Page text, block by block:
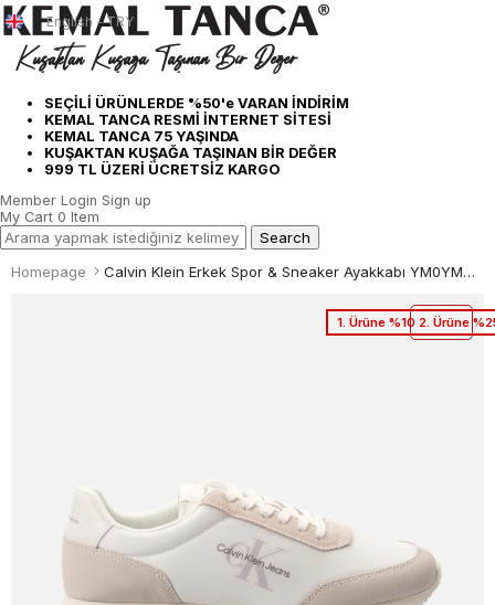
SEÇİLİ ÜRÜNLERDE %50'e VARAN İNDİRİM
KEMAL TANCA RESMİ İNTERNET SİTESİ
KEMAL TANCA 75 YAŞINDA
KUŞAKTAN KUŞAĞA TAŞINAN BİR DEĞER
999 TL ÜZERİ ÜCRETSİZ KARGO
English - TRY
Member Login Sign up
My Cart 0 Item
Homepage Calvin Klein Erkek Spor & Sneaker Ayakkabı YM0YM00746
1. Ürüne %10 2. Ürüne